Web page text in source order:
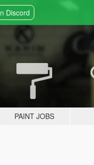
Discord
PAINT JOBS